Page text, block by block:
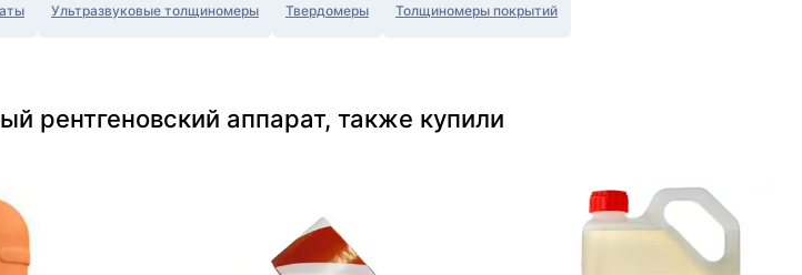
Ультразвуковые толщиномеры Твердомеры Толщиномеры покрытий
рентгеновский аппарат, также купили